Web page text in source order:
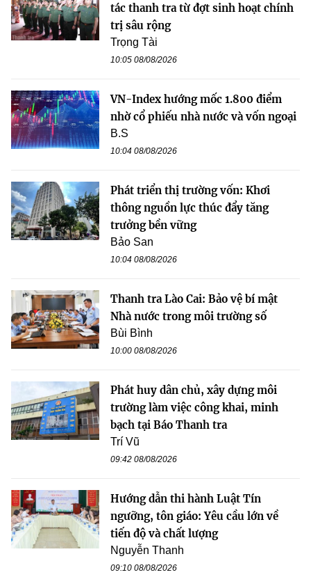
tác thanh tra từ đợt sinh hoạt chính
trị sâu rộng
Trọng Tài
10:05 08/08/2026
VN-Index hướng mốc 1.800 điểm
nhờ cổ phiếu nhà nước và vốn ngoại
B.S
10:04 08/08/2026
Phát triển thị trường vốn: Khơi
thông nguồn lực thúc đẩy tăng
trưởng bền vững
Bảo San
10:04 08/08/2026
Thanh tra Lào Cai: Bảo vệ bí mật
Nhà nước trong môi trường số
Bùi Bình
10:00 08/08/2026
Phát huy dân chủ, xây dựng môi
trường làm việc công khai, minh
bạch tại Báo Thanh tra
Trí Vũ
09:42 08/08/2026
Hướng dẫn thi hành Luật Tín
ngưỡng, tôn giáo: Yêu cầu lớn về
tiến độ và chất lượng
Nguyễn Thanh
09:10 08/08/2026